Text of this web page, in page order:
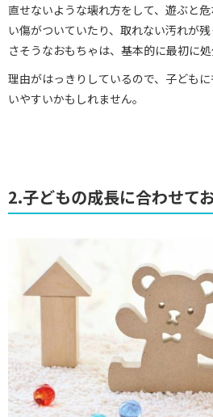
直せないような壊れ方をして、遊ぶと
い傷がついていたり、取れない汚れが
さそうなおもちゃは、基本的に最初に処
理由がはっきりしているので、子ども
いやすいかもしれません。
2.子どもの成長に合わせて